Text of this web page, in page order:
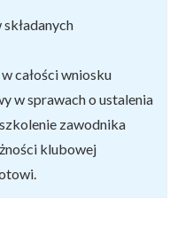
całości wniosku
w sprawach o ustalenia
zawodnika
klubowej